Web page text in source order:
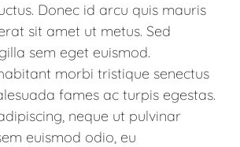
Donec id arcu quis mauris
sit amet ut metus. Sed
sem eget euismod.
morbi tristique senectus
fames ac turpis egestas.
neque ut pulvinar
euismod odio, eu